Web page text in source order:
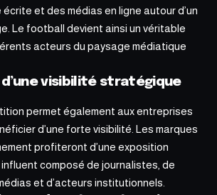
et des médias en ligne autour d’un
Le football devient ainsi un véritable
acteurs du paysage médiatique
visibilité stratégique
permet également aux entreprises
d’une forte visibilité. Les marques
profiteront d’une exposition
influent composé de journalistes, de
et d’acteurs institutionnels.